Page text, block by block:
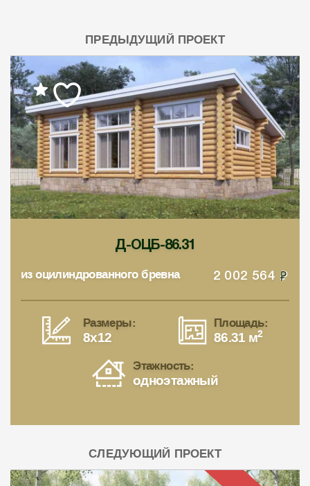
ПРЕДЫДУЩИЙ ПРОЕКТ
Д-ОЦБ-86.31
из оцилиндрованного бревна 2 002 564
Размеры:
8x12
Площадь:
86.31 м2
Этажность:
одноэтажный
СЛЕДУЮЩИЙ ПРОЕКТ